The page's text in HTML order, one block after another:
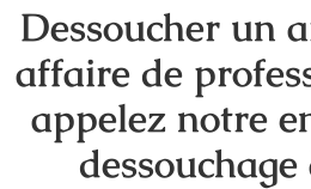
Dessoucher un
affaire de
appelez notre